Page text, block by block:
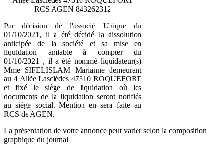
RCS AGEN 843262312
Par décision de l'associé Unique du
01/10/2021, il a été décidé la dissolution
anticipée de la société et sa mise en
liquidation amiable à compter du
01/10/2021 , il a été nommé liquidateur(s)
Mme SIFELISLAM Marianne demeurant
au 4 Allée Lasclèdes 47310 ROQUEFORT
et fixé le siège de liquidation où les
documents de la liquidation seront notifiés
au siège social. Mention en sera faite au
RCS de AGEN.
La présentation de votre annonce peut varier selon la composition
graphique du journal